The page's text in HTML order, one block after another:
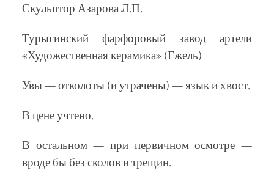
Скульптор Азарова Л.П.
Турыгинский фарфоровый завод артели
«Художественная керамика» (Гжель)
Увы — отколоты (и утрачены) — язык и хвост.
В цене учтено.
В остальном — при первичном осмотре —
вроде бы без сколов и трещин.